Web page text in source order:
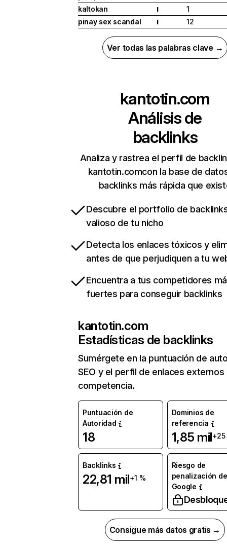
kaltokan
I 1
pinay sex scandal
I 12
Ver todas las palabras clave →
kantotin.com
Análisis de
backlinks
Analiza y rastrea el perfil de
kantotin.comcon la base de
backlinks más rápida que
Descubre el portfolio de
valioso de tu nicho
Detecta los enlaces tóxicos y
antes de que perjudiquen a tu
Encuentra a tus competidores
fuertes para conseguir backlinks
kantotin.com
Estadísticas de backlinks
Sumérgete en la puntuación de
SEO y el perfil de enlaces externos
competencia.
Puntuación de
Autoridad
18
Dominios de
referencia
1,85 mil+25
Backlinks
22,81 mil+1 %
Riesgo de
penalización de
Google
Consigue más datos gratis →